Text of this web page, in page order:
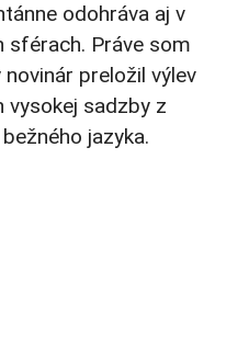
odohráva aj v
sférach. Práve som
preložil výlev
vysokej sadzby z
jazyka.